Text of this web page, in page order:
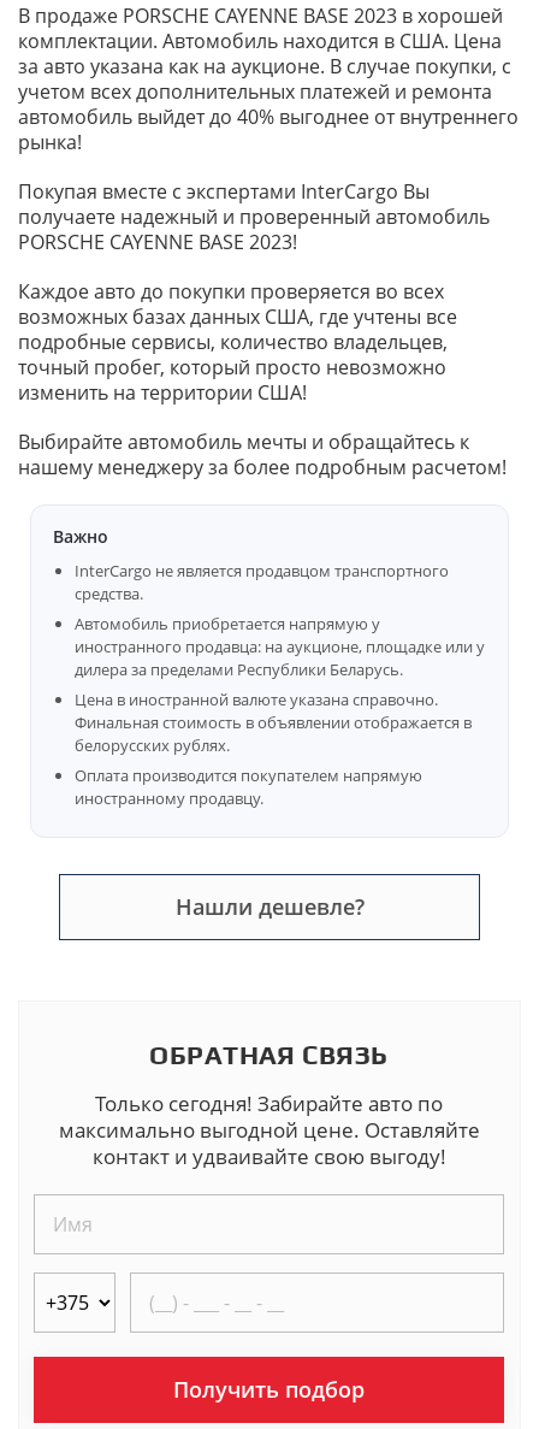
В продаже PORSCHE CAYENNE BASE 2023 в хорошей
комплектации. Автомобиль находится в США. Цена
за авто указана как на аукционе. В случае покупки, с
учетом всех дополнительных платежей и ремонта
автомобиль выйдет до 40% выгоднее от внутреннего
рынка!
Покупая вместе с экспертами InterCargo Вы
получаете надежный и проверенный автомобиль
PORSCHE CAYENNE BASE 2023!
Каждое авто до покупки проверяется во всех
возможных базах данных США, где учтены все
подробные сервисы, количество владельцев,
точный пробег, который просто невозможно
изменить на территории США!
Выбирайте автомобиль мечты и обращайтесь к
нашему менеджеру за более подробным расчетом!
Важно
InterCargo не является продавцом транспортного
средства.
Автомобиль приобретается напрямую у
иностранного продавца: на аукционе, площадке или у
дилера за пределами Республики Беларусь.
Цена в иностранной валюте указана справочно.
Финальная стоимость в объявлении отображается в
белорусских рублях.
Оплата производится покупателем напрямую
иностранному продавцу.
Нашли дешевле?
ОБРАТНАЯ СВЯЗЬ
Только сегодня! Забирайте авто по
максимально выгодной цене. Оставляйте
контакт и удваивайте свою выгоду!
Получить подбор